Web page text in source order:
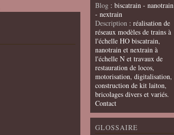
Blog : biscatrain - nanotrain
- nextrain
Description : réalisation de
réseaux modèles de trains à
l'échelle HO biscatrain,
nanotrain et nextrain à
l'échelle N et travaux de
restauration de locos,
motorisation, digitalisation,
construction de kit laiton,
bricolages divers et variés.
Contact
GLOSSAIRE